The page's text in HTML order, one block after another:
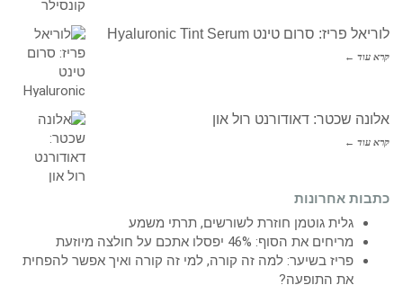
לוריאל פריז: סרום טינט Hyaluronic Tint Serum
קרא עוד ←
אלונה שכטר: דאודורנט רול און
קרא עוד ←
כתבות אחרונות
גלית גוטמן חוזרת לשורשים, תרתי משמע
מריחים את הסוף: 46% יפסלו אתכם על חולצה מיוזעת
פריז בשיער: למה זה קורה, למי זה קורה ואיך אפשר להפחית
את התופעה?